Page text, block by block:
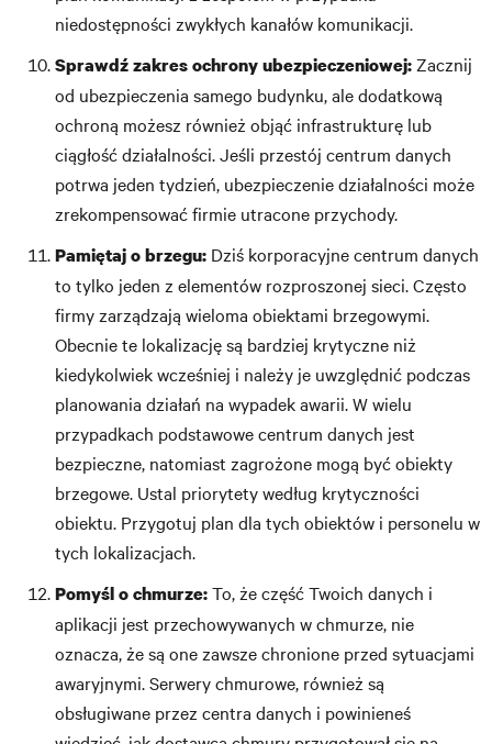
niedostępności zwykłych kanałów komunikacji.
Sprawdź zakres ochrony ubezpieczeniowej:Zacznij
od ubezpieczenia samego budynku, ale dodatkową
ochroną możesz również objąć infrastrukturę lub
ciągłość działalności. Jeśli przestój centrum danych
potrwa jeden tydzień, ubezpieczenie działalności może
zrekompensować firmie utracone przychody.
Pamiętaj o brzegu: Dziś korporacyjne centrum danych
to tylko jeden z elementów rozproszonej sieci. Często
firmy zarządzają wieloma obiektami brzegowymi.
Obecnie te lokalizację są bardziej krytyczne niż
kiedykolwiek wcześniej i należy je uwzględnić podczas
planowania działań na wypadek awarii. W wielu
przypadkach podstawowe centrum danych jest
bezpieczne, natomiast zagrożone mogą być obiekty
brzegowe. Ustal priorytety według krytyczności
obiektu. Przygotuj plan dla tych obiektów i personelu w
tych lokalizacjach.
Pomyśl o chmurze:To, że część Twoich danych i
aplikacji jest przechowywanych w chmurze, nie
oznacza, że są one zawsze chronione przed sytuacjami
awaryjnymi. Serwery chmurowe, również są
obsługiwane przez centra danych i powinieneś